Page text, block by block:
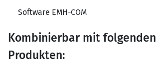
Software EMH-COM
Kombinierbar mit folgenden
Produkten: